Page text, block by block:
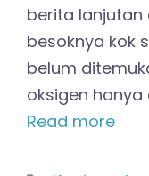
berita lanjutan
besoknya kok
belum
oksigen hanya
Read more